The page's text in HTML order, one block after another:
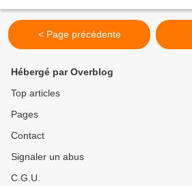
< Page précédente
Hébergé par Overblog
Top articles
Pages
Contact
Signaler un abus
C.G.U.